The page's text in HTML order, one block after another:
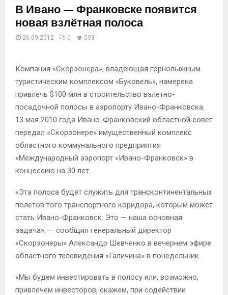
В Ивано — Франковске появится
новая взлётная полоса
26.09.2012 0 593
Компания «Скорзонера», владеющая горнолыжным
туристическим комплексом «Буковель», намерена
привлечь $100 млн в строительство взлетно-
посадочной полосы в аэропорту Ивано-Франковска.
13 мая 2010 года Ивано-Франковский областной совет
передал «Скорзонере» имущественный комплекс
областного коммунального предприятия
«Международный аэропорт «Ивано-Франковск» в
концессию на 30 лет.
«Эта полоса будет служить для трансконтинентальных
полетов того транспортного коридора, которым может
стать Ивано-Франковск. Это — наша основная
задача», — сообщил генеральный директор
«Скорзонеры» Александр Шевченко в вечернем эфире
областного телевидения «Галичина» в понедельник.
«Мы будем инвестировать в полосу или, возможно,
привлечем инвесторов, скажем, при содействии